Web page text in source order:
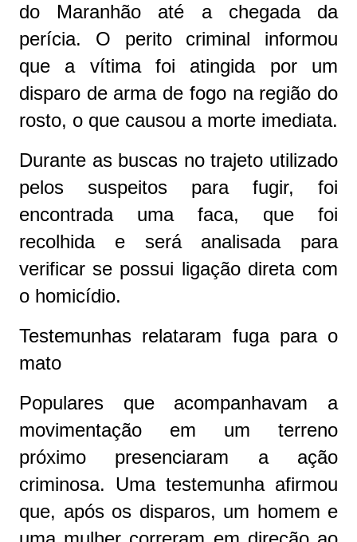
do Maranhão até a chegada da
perícia. O perito criminal informou
que a vítima foi atingida por um
disparo de arma de fogo na região do
rosto, o que causou a morte imediata.
Durante as buscas no trajeto utilizado
pelos suspeitos para fugir, foi
encontrada uma faca, que foi
recolhida e será analisada para
verificar se possui ligação direta com
o homicídio.
Testemunhas relataram fuga para o
mato
Populares que acompanhavam a
movimentação em um terreno
próximo presenciaram a ação
criminosa. Uma testemunha afirmou
que, após os disparos, um homem e